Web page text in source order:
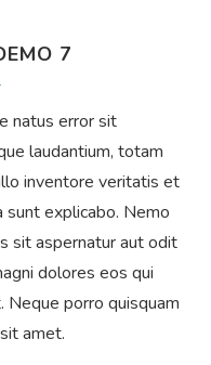
7
natus error sit
laudantium, totam
inventore veritatis et
explicabo. Nemo
sit aspernatur aut odit
dolores eos qui
porro quisquam
amet.